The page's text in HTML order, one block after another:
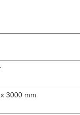
3000 mm